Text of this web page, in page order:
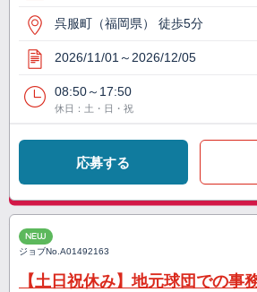
呉服町（福岡県） 徒歩5分
2026/11/01～2026/12/05
08:50～17:50
休日：土・日・祝
応募する
NEW
ジョブNo.A01492163
【土日祝休み】地元球団での事